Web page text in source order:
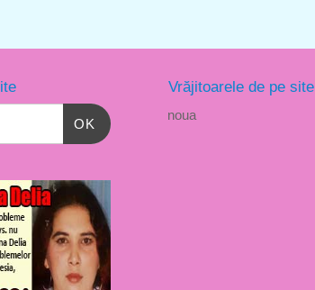
OK
Vrăjitoarele de pe site